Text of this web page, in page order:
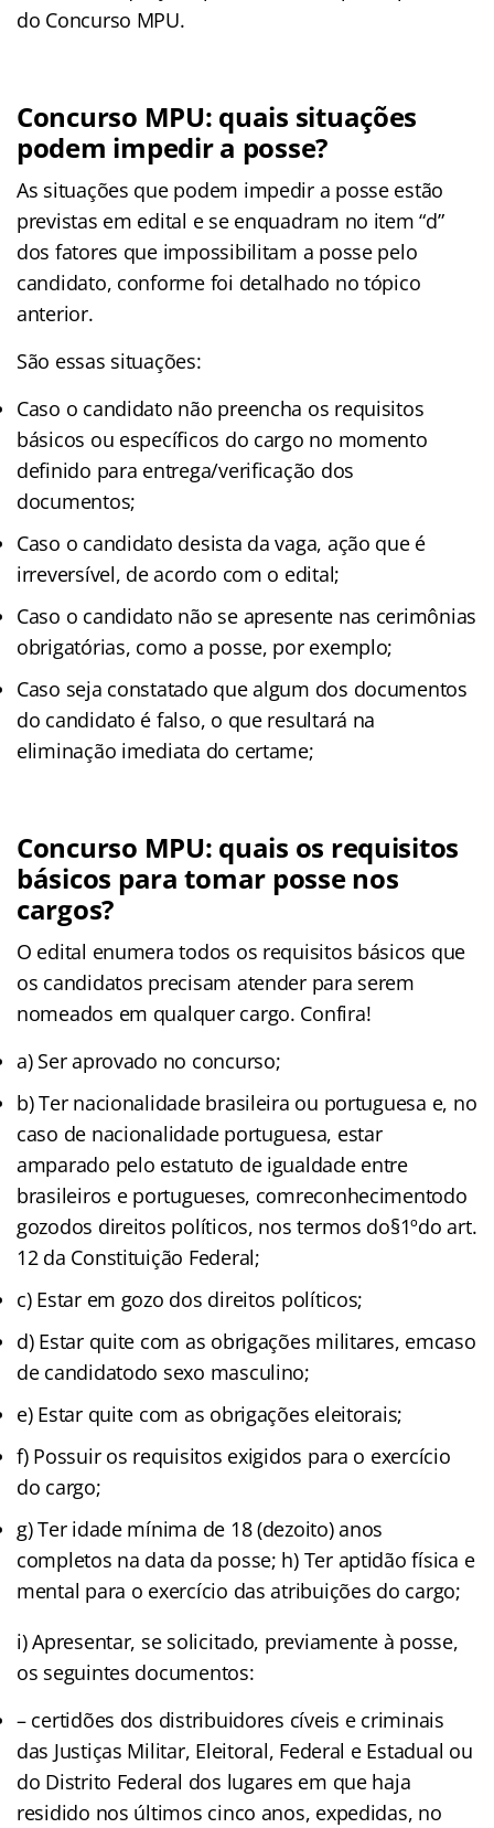
do Concurso MPU.
Concurso MPU: quais situações
podem impedir a posse?
As situações que podem impedir a posse estão
previstas em edital e se enquadram no item “d”
dos fatores que impossibilitam a posse pelo
candidato, conforme foi detalhado no tópico
anterior.
São essas situações:
Caso o candidato não preencha os requisitos
básicos ou específicos do cargo no momento
definido para entrega/verificação dos
documentos;
Caso o candidato desista da vaga, ação que é
irreversível, de acordo com o edital;
Caso o candidato não se apresente nas cerimônias
obrigatórias, como a posse, por exemplo;
Caso seja constatado que algum dos documentos
do candidato é falso, o que resultará na
eliminação imediata do certame;
Concurso MPU: quais os requisitos
básicos para tomar posse nos
cargos?
O edital enumera todos os requisitos básicos que
os candidatos precisam atender para serem
nomeados em qualquer cargo. Confira!
a) Ser aprovado no concurso;
b) Ter nacionalidade brasileira ou portuguesa e, no
caso de nacionalidade portuguesa, estar
amparado pelo estatuto de igualdade entre
brasileiros e portugueses, comreconhecimentodo
gozodos direitos políticos, nos termos do§1ºdo art.
12 da Constituição Federal;
c) Estar em gozo dos direitos políticos;
d) Estar quite com as obrigações militares, emcaso
de candidatodo sexo masculino;
e) Estar quite com as obrigações eleitorais;
f) Possuir os requisitos exigidos para o exercício
do cargo;
g) Ter idade mínima de 18 (dezoito) anos
completos na data da posse; h) Ter aptidão física e
mental para o exercício das atribuições do cargo;
i) Apresentar, se solicitado, previamente à posse,
os seguintes documentos:
– certidões dos distribuidores cíveis e criminais
das Justiças Militar, Eleitoral, Federal e Estadual ou
do Distrito Federal dos lugares em que haja
residido nos últimos cinco anos, expedidas, no